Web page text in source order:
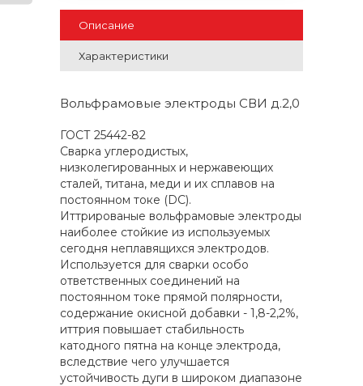
Описание
Характеристики
Вольфрамовые электроды СВИ д.2,0
ГОСТ 25442-82
Сварка углеродистых,
низколегированных и нержавеющих
сталей, титана, меди и их сплавов на
постоянном токе (DC).
Иттрированые вольфрамовые электроды
наиболее стойкие из используемых
сегодня неплавящихся электродов.
Используется для сварки особо
ответственных соединений на
постоянном токе прямой полярности,
содержание окисной добавки - 1,8-2,2%,
иттрия повышает стабильность
катодного пятна на конце электрода,
вследствие чего улучшается
устойчивость дуги в широком диапазоне